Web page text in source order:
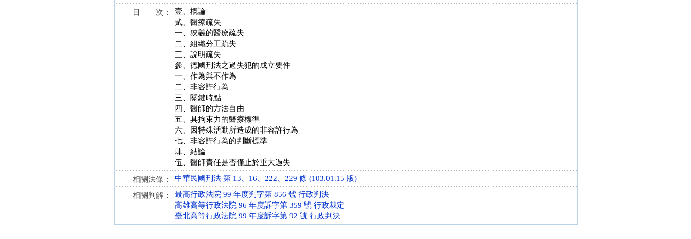
目 次：
壹、概論
貳、醫療疏失
一、狹義的醫療疏失
二、組織分工疏失
三、說明疏失
參、德國刑法之過失犯的成立要件
一、作為與不作為
二、非容許行為
三、關鍵時點
四、醫師的方法自由
五、具拘束力的醫療標準
六、因特殊活動所造成的非容許行為
七、非容許行為的判斷標準
肆、結論
伍、醫師責任是否僅止於重大過失
相關法條： 中華民國刑法 第 13、16、222、229 條 (103.01.15 版)
相關判解：
最高行政法院 99 年度判字第 856 號 行政判決
高雄高等行政法院 96 年度訴字第 359 號 行政裁定
臺北高等行政法院 99 年度訴字第 92 號 行政判決